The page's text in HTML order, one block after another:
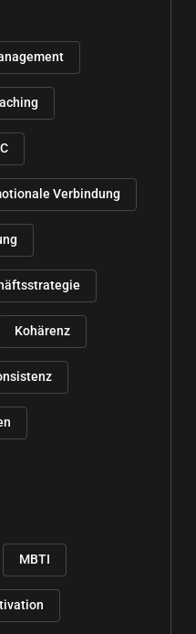
Verbindung
Kohärenz
MBTI